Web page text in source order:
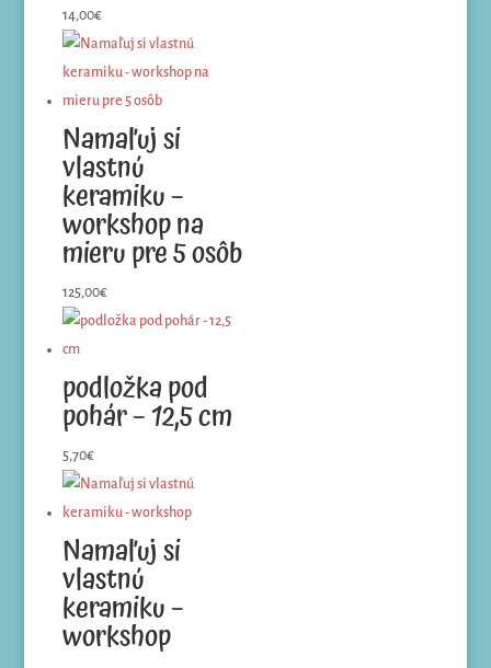
14,00€
Namaľuj si
vlastnú
keramiku –
workshop na
mieru pre 5 osôb
125,00€
podložka pod
pohár – 12,5 cm
5,70€
Namaľuj si
vlastnú
keramiku –
workshop